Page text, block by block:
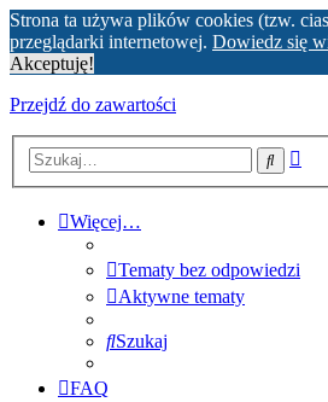
Strona ta używa plików cookies (tzw.
przeglądarki internetowej. Dowiedz się
Akceptuję!
Przejdź do zawartości
Szukaj
Więcej…
Tematy bez odpowiedzi
Aktywne tematy
Szukaj
FAQ